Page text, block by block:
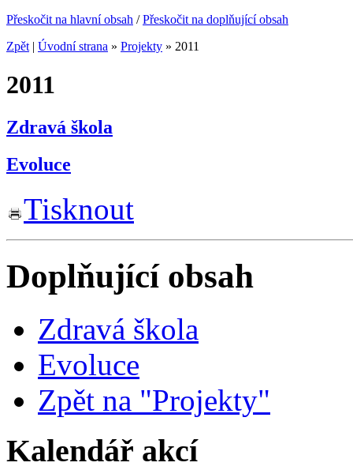
Přeskočit na hlavní obsah /Přeskočit na doplňující obsah
Zpět | Úvodní strana » Projekty » 2011
2011
Zdravá škola
Evoluce
Tisknout
Doplňující obsah
Zdravá škola
Evoluce
Zpět na "Projekty"
Kalendář akcí